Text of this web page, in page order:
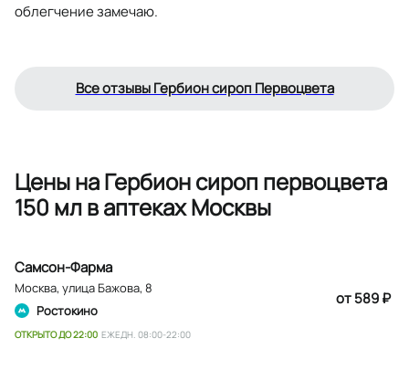
облегчение замечаю.
Все отзывы Гербион сироп Первоцвета
Цены на Гербион сироп первоцвета
150 мл в аптеках Москвы
Самсон-Фарма
Москва, улица Бажова, 8
Ростокино
ОТКРЫТО ДО 22:00 ЕЖЕДН. 08:00-22:00
от 589 ₽